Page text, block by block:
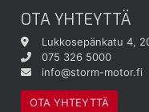
OTA YHTEYTTÄ
Lukkosepänkatu 4,
075 326 5000
info@storm-motor.fi
OTA YHTEYTTÄ